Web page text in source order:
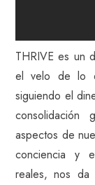
THRIVE es un
el velo de lo
siguiendo el
aspectos de
conciencia y
reales, nos da